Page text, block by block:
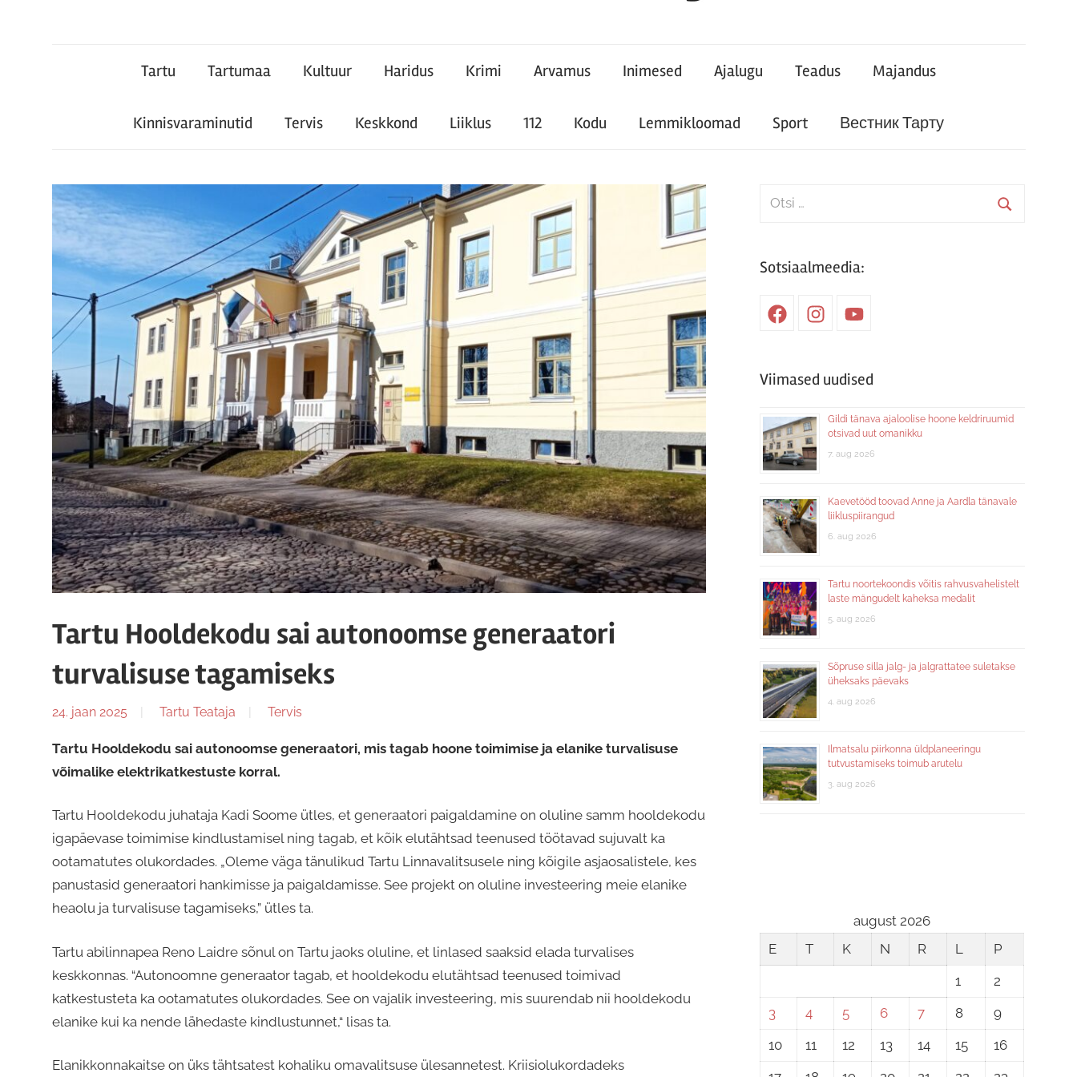
Tartu Tartumaa Kultuur Haridus Krimi Arvamus Inimesed Ajalugu Teadus Majandus
Kinnisvaraminutid Tervis Keskkond Liiklus 112 Kodu Lemmikloomad Sport Вестник Тарту
Tartu Hooldekodu sai autonoomse generaatori
turvalisuse tagamiseks
24. jaan 2025 Tartu Teataja Tervis
Tartu Hooldekodu sai autonoomse generaatori, mis tagab hoone toimimise ja elanike turvalisuse
võimalike elektrikatkestuste korral.
Tartu Hooldekodu juhataja Kadi Soome ütles, et generaatori paigaldamine on oluline samm hooldekodu
igapäevase toimimise kindlustamisel ning tagab, et kõik elutähtsad teenused töötavad sujuvalt ka
ootamatutes olukordades. „Oleme väga tänulikud Tartu Linnavalitsusele ning kõigile asjaosalistele, kes
panustasid generaatori hankimisse ja paigaldamisse. See projekt on oluline investeering meie elanike
heaolu ja turvalisuse tagamiseks,” ütles ta.
Tartu abilinnapea Reno Laidre sõnul on Tartu jaoks oluline, et linlased saaksid elada turvalises
keskkonnas. “Autonoomne generaator tagab, et hooldekodu elutähtsad teenused toimivad
katkestusteta ka ootamatutes olukordades. See on vajalik investeering, mis suurendab nii hooldekodu
elanike kui ka nende lähedaste kindlustunnet,“ lisas ta.
Elanikkonnakaitse on üks tähtsatest kohaliku omavalitsuse ülesannetest. Kriisiolukordadeks
Search
Sotsiaalmeedia:
FacebookInstagramYoutube
Viimased uudised
Gildi tänava ajaloolise hoone keldriruumid
otsivad uut omanikku
7. aug 2026
Kaevetööd toovad Anne ja Aardla tänavale
liikluspiirangud
6. aug 2026
Tartu noortekoondis võitis rahvusvahelistelt
laste mängudelt kaheksa medalit
5. aug 2026
Sõpruse silla jalg- ja jalgrattatee suletakse
üheksaks päevaks
4. aug 2026
Ilmatsalu piirkonna üldplaneeringu
tutvustamiseks toimub arutelu
3. aug 2026
august 2026
E
T K N R L
P
1
2
3
4 5 6 7 8
9
10
11 12 13 14 15
16